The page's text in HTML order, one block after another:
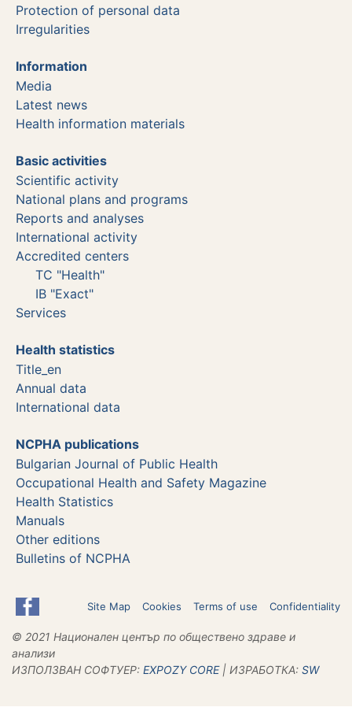
Protection of personal data
Irregularities
Information
Media
Latest news
Health information materials
Basic activities
Scientific activity
National plans and programs
Reports and analyses
International activity
Accredited centers
TC "Health"
IB "Exact"
Services
Health statistics
Title_en
Annual data
International data
NCPHA publications
Bulgarian Journal of Public Health
Occupational Health and Safety Magazine
Health Statistics
Manuals
Other editions
Bulletins of NCPHA
Site Map Cookies Terms of use Confidentiality
© 2021 Национален център по обществено здраве и
анализи
ИЗПОЛЗВАН СОФТУЕР: ЕХPOZY CORE| ИЗРАБОТКА: SW